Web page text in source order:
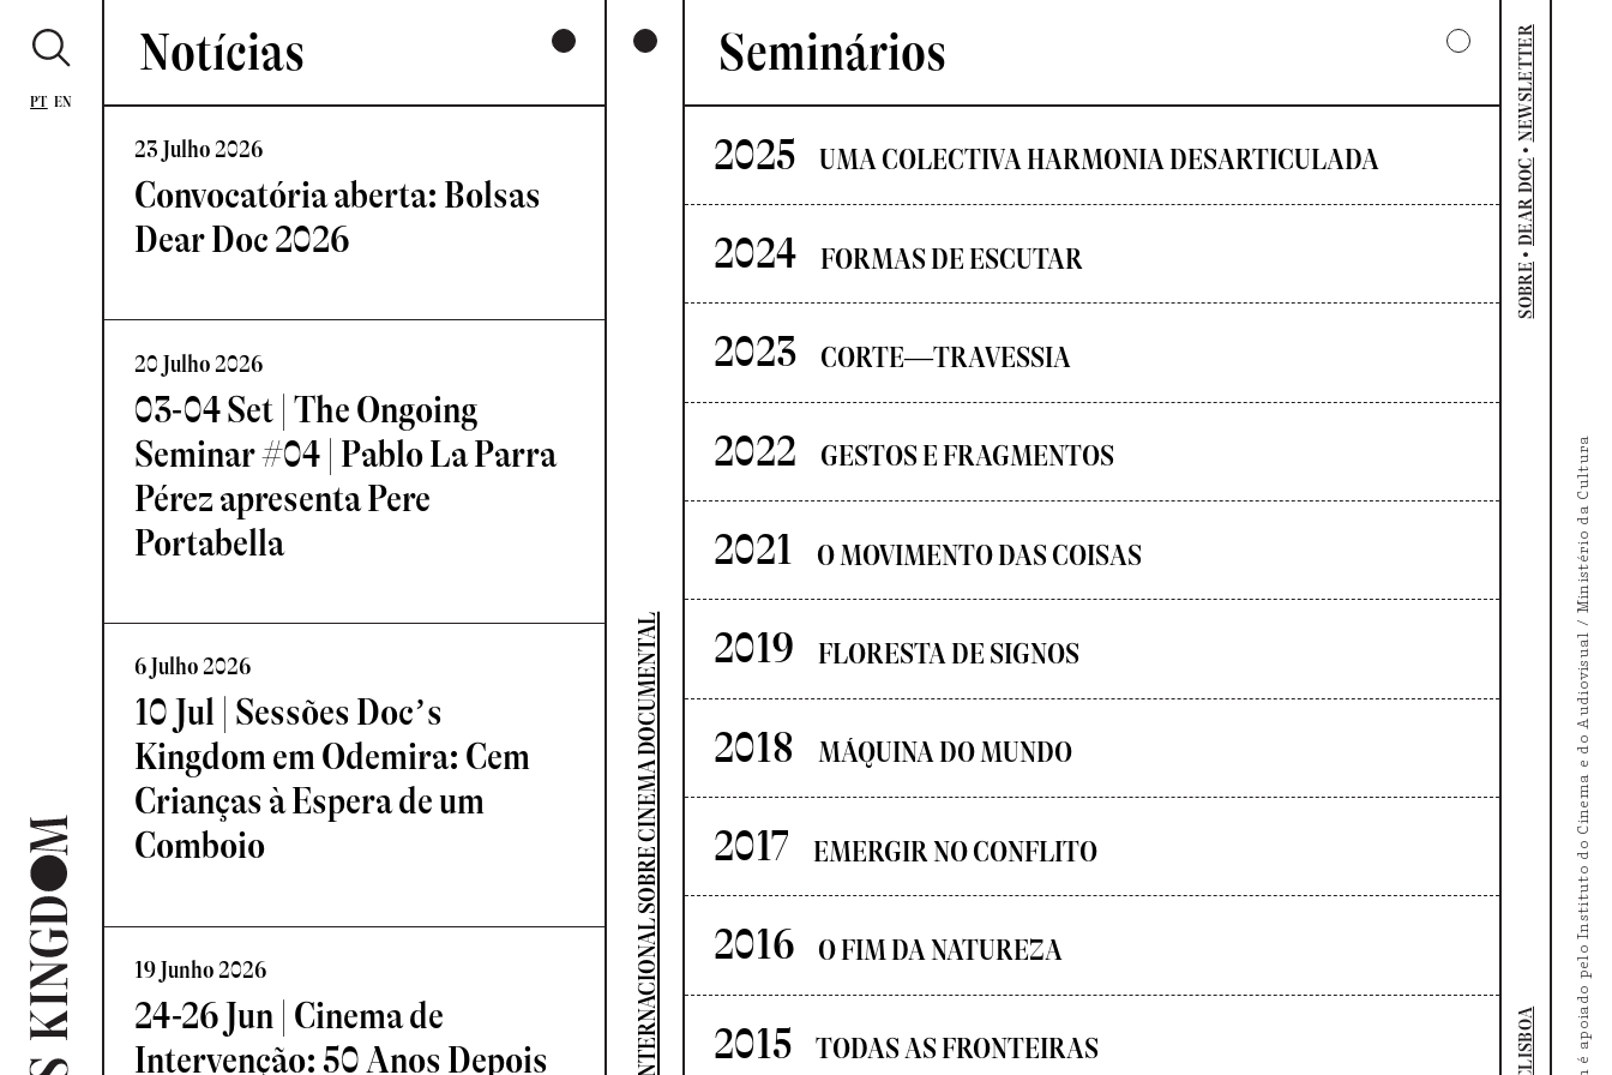
PT EN
Notícias
23 Julho 2026
Convocatória aberta: Bolsas
Dear Doc 2026
20 Julho 2026
03-04 Set | The Ongoing
Seminar #04 | Pablo La Parra
Pérez apresenta Pere
Portabella
6 Julho 2026
10 Jul | Sessões Doc’s
Kingdom em Odemira: Cem
Crianças à Espera de um
Comboio
19 Junho 2026
24-26 Jun | Cinema de
Intervenção: 50 Anos Depois
SEMINÁRIO INTERNACIONAL SOBRE CINEMA DOCUMENTAL
Seminários
2025 UMA COLECTIVA HARMONIA DESARTICULADA
2024 FORMAS DE ESCUTAR
2023 CORTE—TRAVESSIA
2022 GESTOS E FRAGMENTOS
2021 O MOVIMENTO DAS COISAS
2019 FLORESTA DE SIGNOS
2018 MÁQUINA DO MUNDO
2017 EMERGIR NO CONFLITO
2016 O FIM DA NATUREZA
2015 TODAS AS FRONTEIRAS
SOBRE
•
DEAR DOC
•
NEWSLETTER
O Doc's Kingdom é apoiado pelo Instituto do Cinema e do Audiovisual / Ministério da Cultura